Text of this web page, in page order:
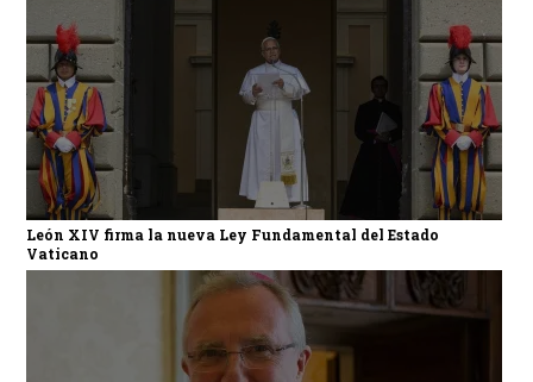
León XIV firma la nueva Ley Fundamental del Estado
Vaticano